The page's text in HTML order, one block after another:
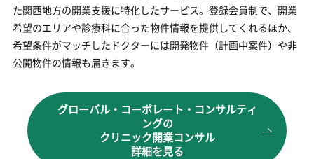
た関西地方の開業支援に特化したサービス。登録会員制で、開業
希望のエリアや診療科に合った物件情報を提供してくれるほか、
希望条件がマッチしたドクターには開発物件（計画中案件）や非
公開物件の情報も届きます。
グローバル・コーポレート・コンサルティ
ングの
クリニック開業コンサル
詳細を見る